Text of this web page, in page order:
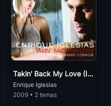
Takin' Back My Love (International Version)
Enrique Iglesias
2009 • 2 temas